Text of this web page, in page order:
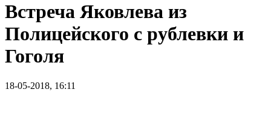
Встреча Яковлева из
Полицейского с рублевки и
Гоголя
18-05-2018, 16:11